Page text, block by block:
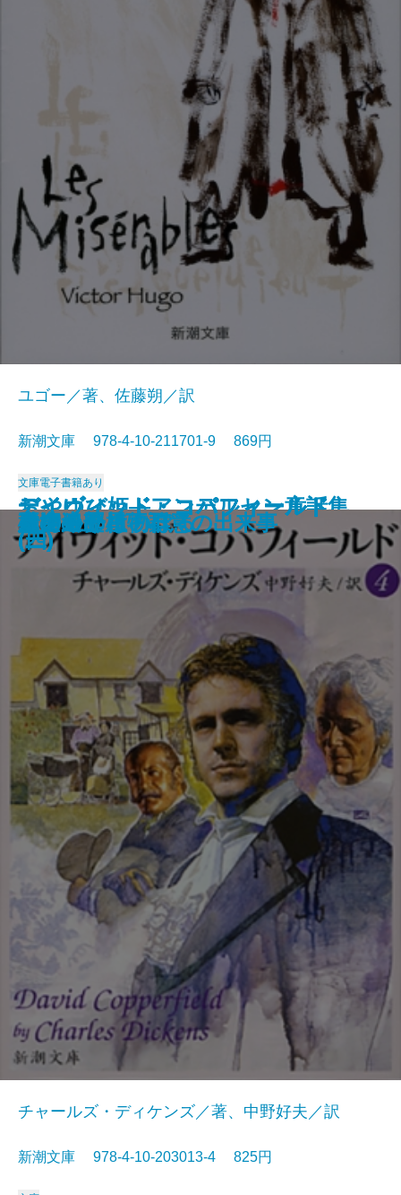
桜の園・三人姉妹
レ・ミゼラブル〔三〕
レ・ミゼラブル〔四〕
俘虜記
白雪姫―グリム童話集I―
海からの贈物
おやゆび姫―アンデルセン童話集
(II)―
レ・ミゼラブル〔二〕
アメリカン・スクール
レ・ミゼラブル〔一〕
ユゴー／著、佐藤朔／訳
新潮文庫 978-4-10-211701-9 869円
文庫電子書籍あり
デイヴィッド・コパフィールド
(四)
チャールズ・ディケンズ／著、中野好夫／訳
新潮文庫 978-4-10-203013-4 825円
砂の上の植物群
デイヴィッド・コパフィールド
(三)
風濤
デイヴィッド・コパフィールド
(二)
デイヴィッド・コパフィールド
(一)
エミリーはのぼる
娼婦の部屋・不意の出来事
夏の終り
虚空遍歴〔下〕